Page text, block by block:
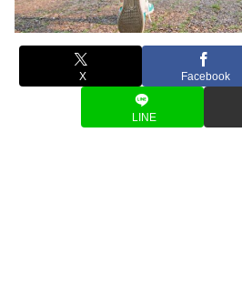
X Facebook
LINE